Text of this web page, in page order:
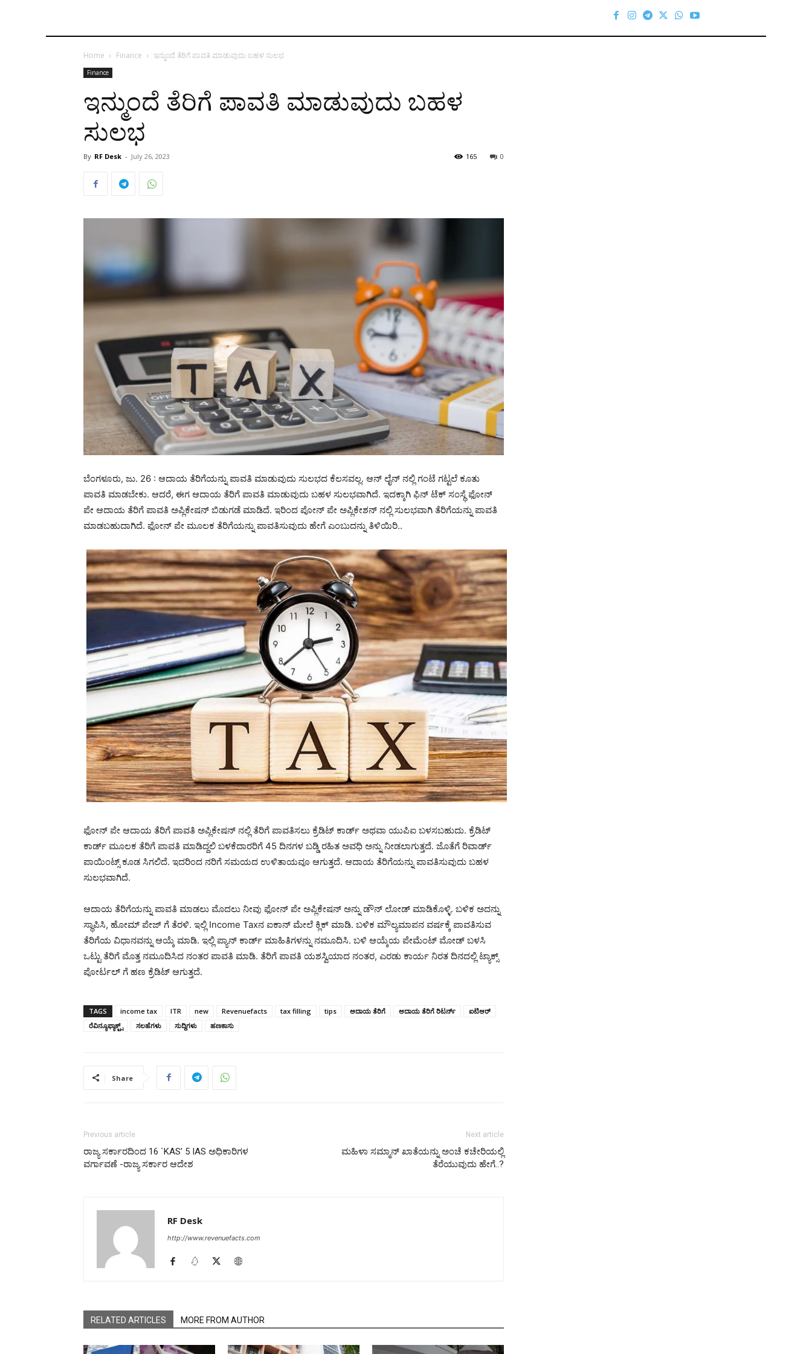
Home Finance ಇನ್ಮುಂದೆ ತೆರಿಗೆ ಪಾವತಿ ಮಾಡುವುದು ಬಹಳ ಸುಲಭ
Finance
ಇನ್ಮುಂದೆ ತೆರಿಗೆ ಪಾವತಿ ಮಾಡುವುದು ಬಹಳ
ಸುಲಭ
By RF Desk - July 26, 2023 0
165
ಬೆಂಗಳೂರು, ಜು. 26 : ಆದಾಯ ತೆರಿಗೆಯನ್ನು ಪಾವತಿ ಮಾಡುವುದು ಸುಲಭದ ಕೆಲಸವಲ್ಲ. ಆನ್‌ ಲೈನ್‌ ನಲ್ಲಿ ಗಂಟೆ ಗಟ್ಟಲೆ ಕೂತು
ಪಾವತಿ ಮಾಡಬೇಕು. ಆದರೆ, ಈಗ ಆದಾಯ ತೆರಿಗೆ ಪಾವತಿ ಮಾಡುವುದು ಬಹಳ ಸುಲಭವಾಗಿದೆ. ಇದಕ್ಕಾಗಿ ಫಿನ್ ಟೆಕ್ ಸಂಸ್ಥೆ ಫೋನ್
ಪೇ ಆದಾಯ ತೆರಿಗೆ ಪಾವತಿ ಅಪ್ಲಿಕೇಷನ್ ಬಿಡುಗಡೆ ಮಾಡಿದೆ. ಇರಿಂದ ಪೋನ್‌ ಪೇ ಅಪ್ಲಿಕೇಶನ್‌ ನಲ್ಲಿ ಸುಲಭವಾಗಿ ತೆರಿಗೆಯನ್ನು ಪಾವತಿ
ಮಾಡಬಹುದಾಗಿದೆ. ಫೋನ್‌ ಪೇ ಮೂಲಕ ತೆರಿಗೆಯನ್ನು ಪಾವತಿಸುವುದು ಹೇಗೆ ಎಂಬುದನ್ನು ತಿಳಿಯಿರಿ..
ಫೋನ್ ಪೇ ಆದಾಯ ತೆರಿಗೆ ಪಾವತಿ ಅಪ್ಲಿಕೇಷನ್ ನಲ್ಲಿ ತೆರಿಗೆ ಪಾವತಿಸಲು ಕ್ರೆಡಿಟ್ ಕಾರ್ಡ್ ಅಥವಾ ಯುಪಿಐ ಬಳಸಬಹುದು. ಕ್ರೆಡಿಟ್
ಕಾರ್ಡ್ ಮೂಲಕ ತೆರಿಗೆ ಪಾವತಿ ಮಾಡಿದ್ದಲಿ ಬಳಕೆದಾರರಿಗೆ 45 ದಿನಗಳ ಬಡ್ಡಿ ರಹಿತ ಅವಧಿ ಅನ್ನು ನೀಡಲಾಗುತ್ತದೆ. ಜೊತೆಗೆ ರಿವಾರ್ಡ್
ಪಾಯಿಂಟ್ಸ್ ಕೂಡ ಸಿಗಲಿದೆ. ಇದರಿಂದ ನರಿಗೆ ಸಮಯದ ಉಳಿತಾಯವೂ ಆಗುತ್ತದೆ. ಆದಾಯ ತೆರಿಗೆಯನ್ನು ಪಾವತಿಸುವುದು ಬಹಳ
ಸುಲಭವಾಗಿದೆ.
ಆದಾಯ ತೆರಿಗೆಯನ್ನು ಪಾವತಿ ಮಾಡಲು ಮೊದಲು ನೀವು ಫೋನ್ ಪೇ ಅಪ್ಲಿಕೇಷನ್ ಅನ್ನು ಡೌನ್‌ ಲೋಡ್ ಮಾಡಿಕೊಳ್ಳಿ. ಬಳಿಕ ಅದನ್ನು
ಸ್ಥಾಪಿಸಿ, ಹೋಮ್ ಪೇಜ್ ಗೆ ತೆರಳಿ. ಇಲ್ಲಿ Income Taxನ ಐಕಾನ್ ಮೇಲೆ ಕ್ಲಿಕ್ ಮಾಡಿ. ಬಳಿಕ ಮೌಲ್ಯಮಾಪನ ವರ್ಷಕ್ಕೆ ಪಾವತಿಸುವ
ತೆರಿಗೆಯ ವಿಧಾನವನ್ನು ಆಯ್ಕೆ ಮಾಡಿ. ಇಲ್ಲಿ ಪ್ಯಾನ್ ಕಾರ್ಡ್ ಮಾಹಿತಿಗಳನ್ನು ನಮೂದಿಸಿ. ಬಳಿ ಆಯ್ಕೆಯ ಪೇಮೆಂಟ್ ಮೋಡ್ ಬಳಸಿ
ಒಟ್ಟು ತೆರಿಗೆ ಮೊತ್ತ ನಮೂದಿಸಿದ ನಂತರ ಪಾವತಿ ಮಾಡಿ. ತೆರಿಗೆ ಪಾವತಿ ಯಶಸ್ವಿಯಾದ ನಂತರ, ಎರಡು ಕಾರ್ಯ ನಿರತ ದಿನದಲ್ಲಿ ಟ್ಯಾಕ್ಸ್
ಪೋರ್ಟಲ್ ಗೆ ಹಣ ಕ್ರೆಡಿಟ್ ಆಗುತ್ತದೆ.
TAGS income tax ITR new Revenuefacts tax filling tips ಆದಾಯ ತೆರಿಗೆ ಆದಾಯ ತೆರಿಗೆ ರಿಟರ್ನ್
ಐಟಿಆರ್
ರೆವಿನ್ಯೂಫ್ಯಾಕ್ಟ್ಸ್
ಸಲಹೆಗಳು ಸುದ್ದಿಗಳು ಹಣಕಾಸು
Share
Previous article
ರಾಜ್ಯ ಸರ್ಕಾರದಿಂದ 16 `KAS’ 5 IAS ಅಧಿಕಾರಿಗಳ
ವರ್ಗಾವಣೆ -ರಾಜ್ಯ ಸರ್ಕಾರ ಆದೇಶ
Next article
ಮಹಿಳಾ ಸಮ್ಮಾನ್ ಖಾತೆಯನ್ನು ಅಂಚೆ ಕಚೇರಿಯಲ್ಲಿ
ತೆರೆಯುವುದು ಹೇಗೆ..?
RF Desk
http://www.revenuefacts.com
RELATED ARTICLES MORE FROM AUTHOR